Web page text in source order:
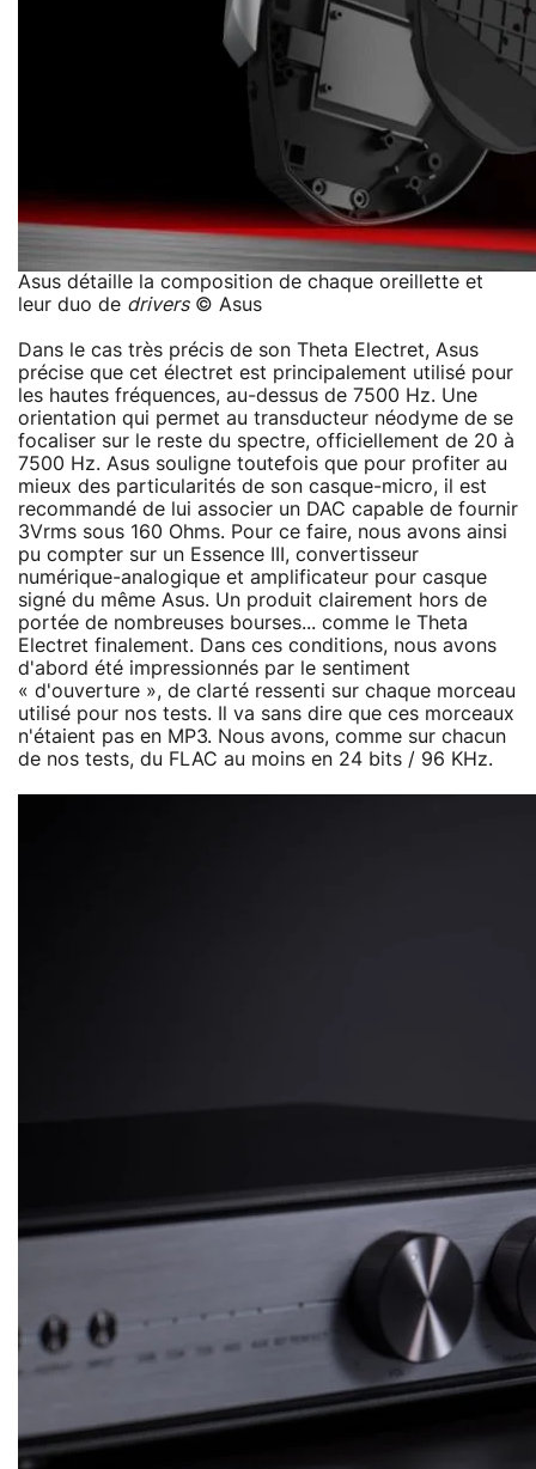
Asus détaille la composition de chaque oreillette et
leur duo de drivers© Asus
Dans le cas très précis de son Theta Electret, Asus
précise que cet électret est principalement utilisé pour
les hautes fréquences, au-dessus de 7500 Hz. Une
orientation qui permet au transducteur néodyme de se
focaliser sur le reste du spectre, officiellement de 20 à
7500 Hz. Asus souligne toutefois que pour profiter au
mieux des particularités de son casque-micro, il est
recommandé de lui associer un DAC capable de fournir
3Vrms sous 160 Ohms. Pour ce faire, nous avons ainsi
pu compter sur un Essence III, convertisseur
numérique-analogique et amplificateur pour casque
signé du même Asus. Un produit clairement hors de
portée de nombreuses bourses... comme le Theta
Electret finalement. Dans ces conditions, nous avons
d'abord été impressionnés par le sentiment
« d'ouverture », de clarté ressenti sur chaque morceau
utilisé pour nos tests. Il va sans dire que ces morceaux
n'étaient pas en MP3. Nous avons, comme sur chacun
de nos tests, du FLAC au moins en 24 bits / 96 KHz.